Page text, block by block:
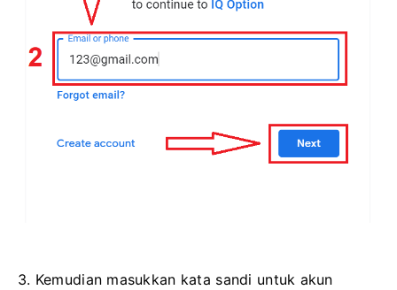
3. Kemudian masukkan kata sandi untuk akun